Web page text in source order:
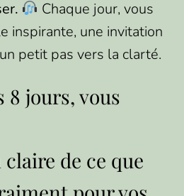
Chaque jour, vous
inspirante, une invitation
petit pas vers la clarté.
8 jours, vous
de ce que